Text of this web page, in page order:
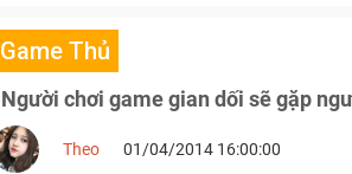
Game Thủ
Người chơi game gian dối sẽ gặp
Theo 01/04/2014 16:00:00